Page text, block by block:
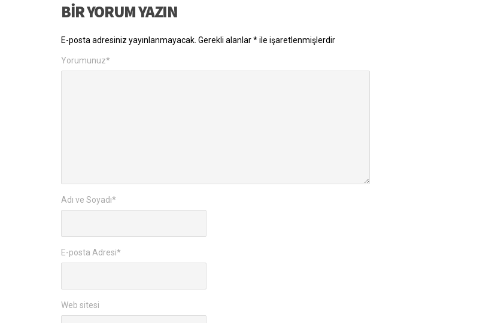
BIR YORUM YAZIN
E-posta adresiniz yayınlanmayacak. Gerekli alanlar*ile işaretlenmişlerdir
Yorumunuz*
Adı ve Soyadı*
E-posta Adresi*
Web sitesi